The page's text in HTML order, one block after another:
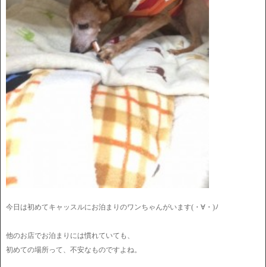
今日は初めてキャッスルにお泊まりのワンちゃんがいます(・∀・)ﾉ
他のお店でお泊まりには慣れていても、
初めての場所って、不安なものですよね。